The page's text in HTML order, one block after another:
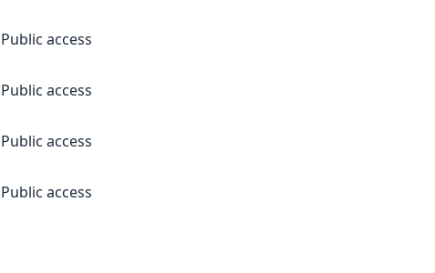
Public access
Public access
Public access
Public access